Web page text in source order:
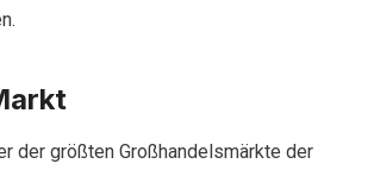
der größten Großhandelsmärkte der